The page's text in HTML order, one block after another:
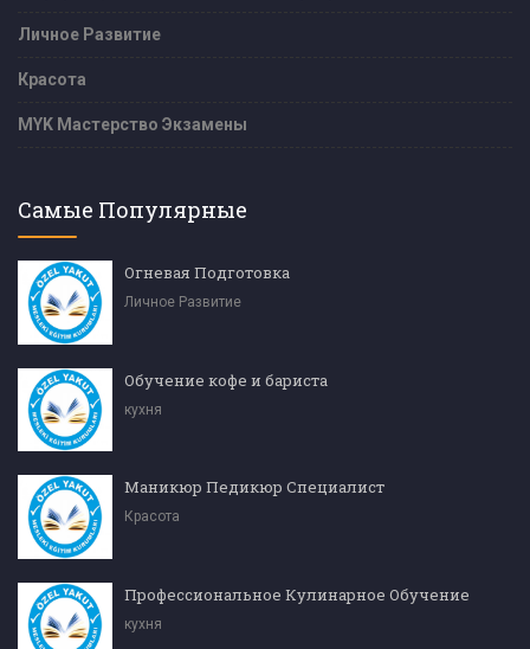
Личное Развитие
Красота
MYK Мастерство Экзамены
Самые Популярные
Огневая Подготовка
Личное Развитие
Обучение кофе и бариста
кухня
Маникюр Педикюр Специалист
Красота
Профессиональное Кулинарное Обучение
кухня